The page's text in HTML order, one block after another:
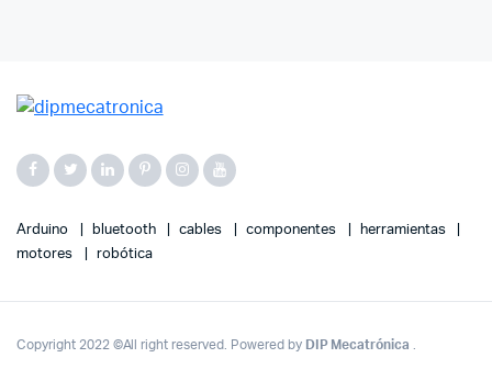
Arduino bluetooth cables componentes
herramientas
motores
robótica
Copyright 2022 ©All right reserved. Powered by DIP Mecatrónica